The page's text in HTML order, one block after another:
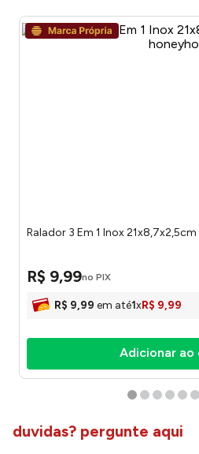
Ralador 3 Em 1 Inox
R$ 9,99no PIX
R$ 9,99 em até1xR$ 9,99
Adicionar ao
duvidas? pergunte aqui